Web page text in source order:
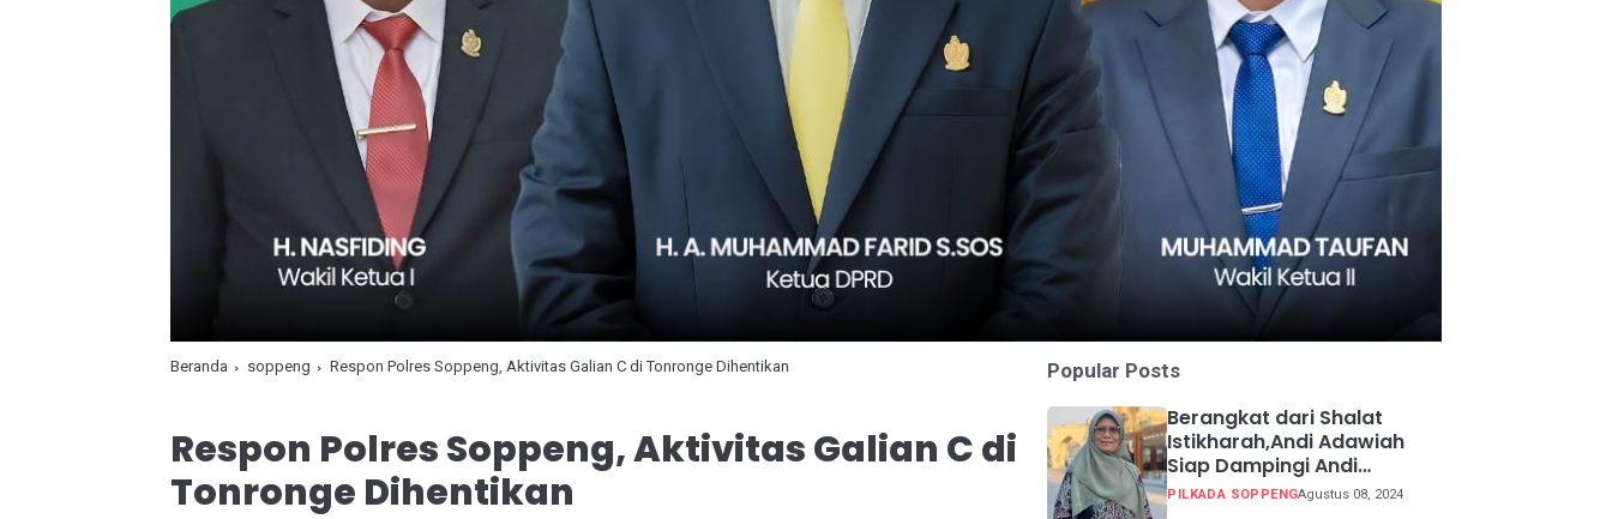
Beranda soppeng Respon Polres Soppeng, Aktivitas Galian C di Tonronge Dihentikan
Respon Polres Soppeng, Aktivitas Galian C di
Tonronge Dihentikan
Popular Posts
Berangkat dari Shalat
Istikharah,Andi Adawiah
Siap Dampingi Andi
Mapparemma
PILKADA SOPPENGAgustus 08, 2024